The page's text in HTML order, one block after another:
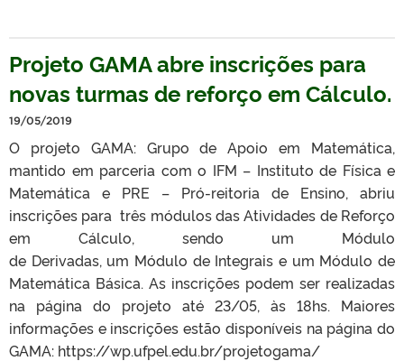
Projeto GAMA abre inscrições para
novas turmas de reforço em Cálculo.
19/05/2019
O projeto GAMA: Grupo de Apoio em Matemática,
mantido em parceria com o IFM – Instituto de Física e
Matemática e PRE – Pró-reitoria de Ensino, abriu
inscrições para três módulos das Atividades de Reforço
em Cálculo, sendo um Módulo
de Derivadas, um Módulo de Integrais e um Módulo de
Matemática Básica. As inscrições podem ser realizadas
na página do projeto até 23/05, às 18hs. Maiores
informações e inscrições estão disponíveis na página do
GAMA: https://wp.ufpel.edu.br/projetogama/